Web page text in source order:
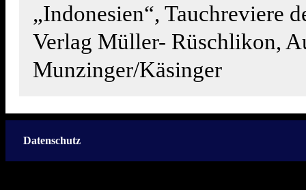
„Indonesien“, Tauchreviere
Verlag Müller- Rüschlikon,
Munzinger/Käsinger
Datenschutz